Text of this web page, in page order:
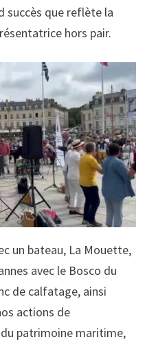
succès que reflète la
hors pair.
un bateau, La Mouette,
avec le Bosco du
de calfatage, ainsi
actions de
patrimoine maritime,